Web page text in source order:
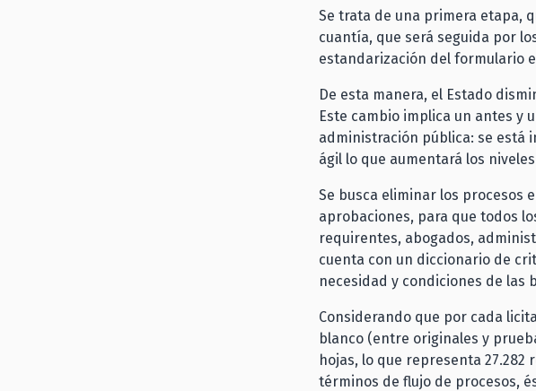
Se trata de una primera etapa,
cuantía, que será seguida por
estandarización del formulario
De esta manera, el Estado
Este cambio implica un antes y
administración pública: se está
ágil lo que aumentará los
Se busca eliminar los procesos
aprobaciones, para que todos
requirentes, abogados,
cuenta con un diccionario de
necesidad y condiciones de las
Considerando que por cada
blanco (entre originales y
hojas, lo que representa 27.282
términos de flujo de procesos,